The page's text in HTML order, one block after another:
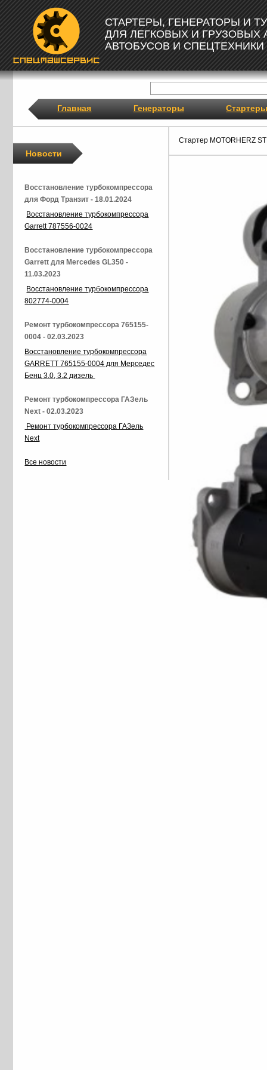
СТАРТЕРЫ, ГЕНЕРАТОРЫ И
ДЛЯ ЛЕГКОВЫХ И ГРУЗОВЫХ
АВТОБУСОВ И СПЕЦТЕХНИКИ
Главная Генераторы Стартеры
Стартер MOTORHERZ
Новости
Восстановление турбокомпрессора
для Форд Транзит - 18.01.2024
Восстановление турбокомпрессора
Garrett 787556-0024
Восстановление турбокомпрессора
Garrett для Mercedes GL350 -
11.03.2023
Восстановление турбокомпрессора
802774-0004
Ремонт турбокомпрессора 765155-
0004 - 02.03.2023
Восстановление турбокомпрессора
GARRETT 765155-0004 для Мерседес
Бенц 3.0, 3.2 дизель
Ремонт турбокомпрессора ГАЗель
Next - 02.03.2023
Ремонт турбокомпрессора ГАЗель
Next
Все новости